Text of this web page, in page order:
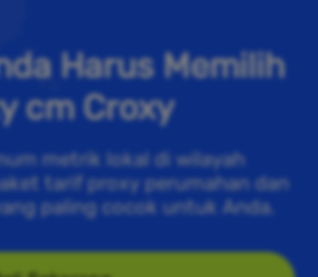
Harus Memilih
cm Croxy
metrik lokal di wilayah
tarif proxy perumahan dan
paling cocok untuk Anda.